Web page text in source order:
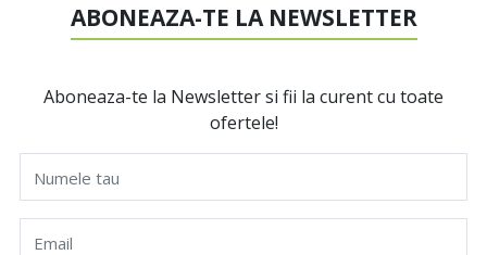
ABONEAZA-TE LA NEWSLETTER
Aboneaza-te la Newsletter si fii la curent cu toate
ofertele!
Numele tau
Email